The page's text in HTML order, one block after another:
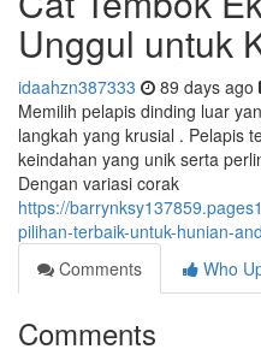
Unggul untuk
idaahzn387333 89 days ago
Memilih pelapis dinding luar
langkah yang krusial . Pelapis
keindahan yang unik serta
Dengan variasi corak
https://
pilihan-terbaik-untuk-hunian-
Comments
Who
Comments